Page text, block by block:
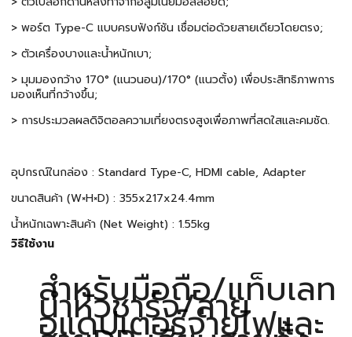
> พอร์ต Type-C แบบครบฟังก์ชัน เชื่อมต่อด้วยสายเดียวโดยตรง;
> ตัวเครื่องบางและน้ำหนักเบา;
> มุมมองกว้าง 170° (แนวนอน)/170° (แนวตั้ง) เพื่อประสิทธิภาพการ
มองเห็นที่กว้างขึ้น;
> การประมวลผลดิจิตอลความเที่ยงตรงสูงเพื่อภาพที่สดใสและคมชัด.
อุปกรณ์ในกล่อง : Standard Type-C, HDMI cable, Adapter
ขนาดสินค้า (W×H×D) : 355x217x24.4mm
น้ำหนักเฉพาะสินค้า (Net Weight) : 1.55kg
วิธีใช้งาน
สำหรับมือถือ/แท็บเลท
นำหัวชาร์จ/สาย
อแดปเตอร์จ่ายไฟและ